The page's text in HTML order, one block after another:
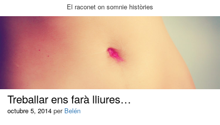
El raconet on somnie històries
Treballar ens farà lliures…
octubre 5, 2014 per Belén